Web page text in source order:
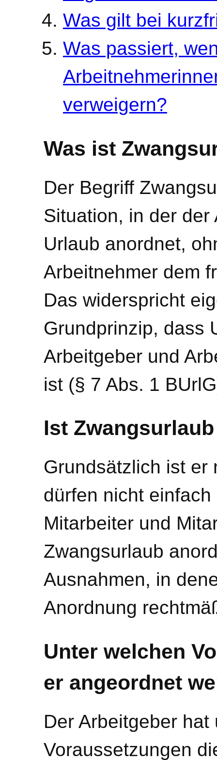
Was gilt bei
Was passiert,
verweigern?
Was ist
Der Begriff
Situation, in der
Urlaub anordnet,
Arbeitnehmer dem
Das widerspricht
Grundprinzip, dass
Arbeitgeber und
ist (§ 7 Abs. 1
Ist
Grundsätzlich ist er
dürfen nicht
Mitarbeiter und
Zwangsurlaub
Ausnahmen, in
Anordnung
Unter welchen
er angeordnet
Der Arbeitgeber
Voraussetzungen